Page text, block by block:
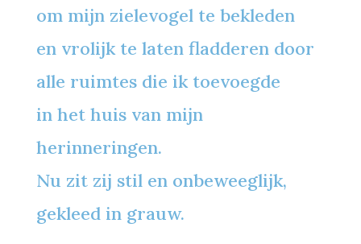
om mijn zielevogel te bekleden
en vrolijk te laten fladderen door
alle ruimtes die ik toevoegde
in het huis van mijn
herinneringen.
Nu zit zij stil en onbeweeglijk,
gekleed in grauw.